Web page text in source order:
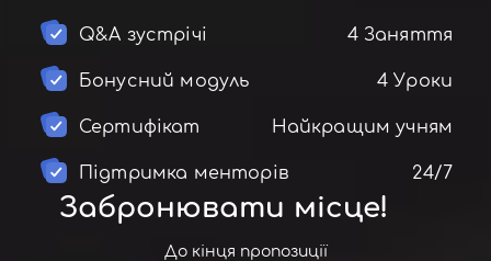
Q&A зустрічі 4 Заняття
Бонусний модуль 4 Уроки
Сертифікат Найкращим учням
Підтримка менторів 24/7
Забронювати місце!
До кінця пропозиції